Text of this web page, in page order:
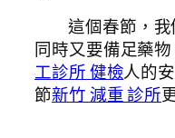
這個春節，我
同時又要備足藥
工診所 健檢人的
節新竹 減重 診所